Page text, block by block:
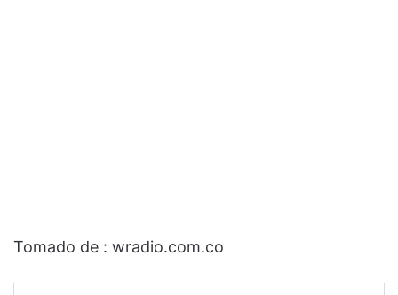
Tomado de : wradio.com.co